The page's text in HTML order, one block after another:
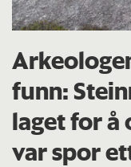
funn:
laget for å
var spor